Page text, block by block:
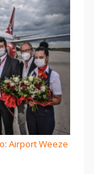
Airport Weeze